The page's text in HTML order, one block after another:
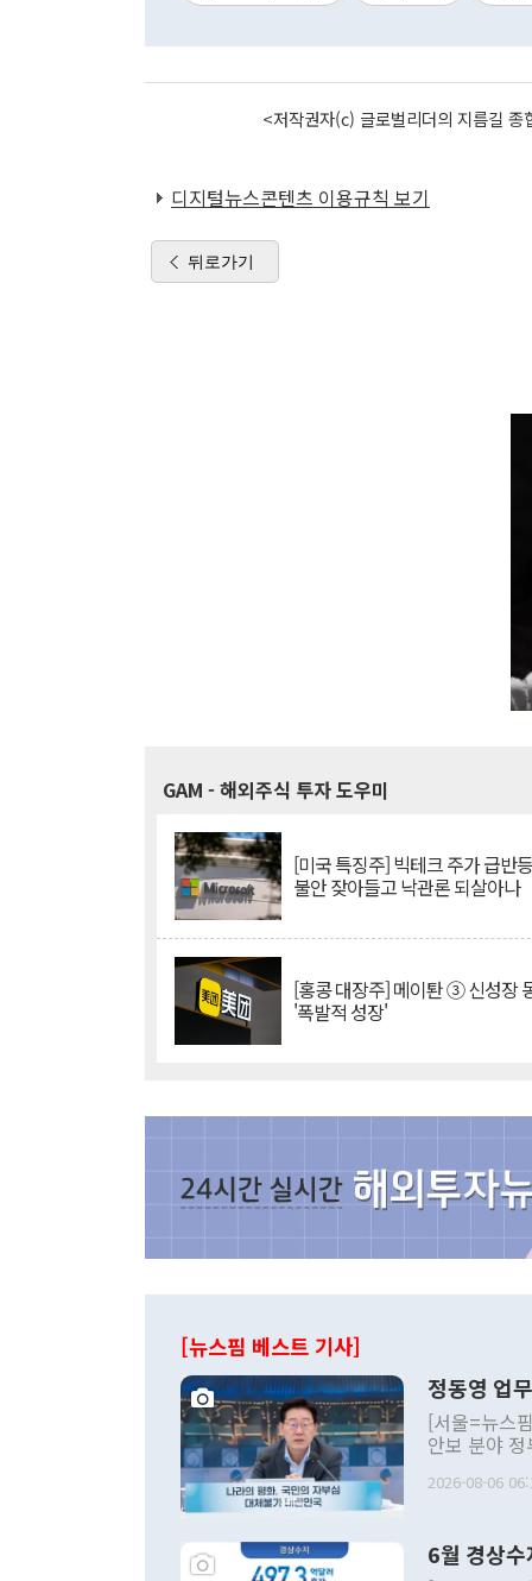
<저작권자(c) 글로벌리더의 지름길
디지털뉴스콘텐츠 이용규칙 보기
뒤로가기
GAM - 해외주식 투자 도우미
[미국 특징주] 빅테크 주가 급반
불안 잦아들고 낙관론 되살아나
[홍콩 대장주] 메이퇀 ③ 신성장
'폭발적 성장'
[뉴스핌 베스트 기사]
정동영 업
[서울=뉴스
안보 분야
발언 중에는
주의적 희망
2026-08-06
6월 경상